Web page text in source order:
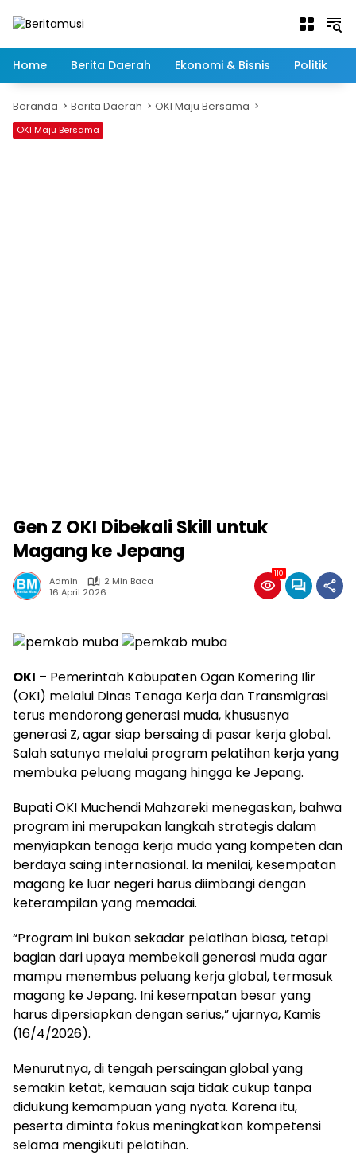
Home
Berita Daerah Ekonomi & Bisnis Politik
Beranda Berita Daerah OKI Maju Bersama
OKI Maju Bersama
Gen Z OKI Dibekali Skill untuk
Magang ke Jepang
Admin
2 Min Baca
16 April 2026
110
OKI – Pemerintah Kabupaten Ogan Komering Ilir
(OKI) melalui Dinas Tenaga Kerja dan Transmigrasi
terus mendorong generasi muda, khususnya
generasi Z, agar siap bersaing di pasar kerja global.
Salah satunya melalui program pelatihan kerja yang
membuka peluang magang hingga ke Jepang.
Bupati OKI Muchendi Mahzareki menegaskan, bahwa
program ini merupakan langkah strategis dalam
menyiapkan tenaga kerja muda yang kompeten dan
berdaya saing internasional. Ia menilai, kesempatan
magang ke luar negeri harus diimbangi dengan
keterampilan yang memadai.
“Program ini bukan sekadar pelatihan biasa, tetapi
bagian dari upaya membekali generasi muda agar
mampu menembus peluang kerja global, termasuk
magang ke Jepang. Ini kesempatan besar yang
harus dipersiapkan dengan serius,” ujarnya, Kamis
(16/4/2026).
Menurutnya, di tengah persaingan global yang
semakin ketat, kemauan saja tidak cukup tanpa
didukung kemampuan yang nyata. Karena itu,
peserta diminta fokus meningkatkan kompetensi
selama mengikuti pelatihan.